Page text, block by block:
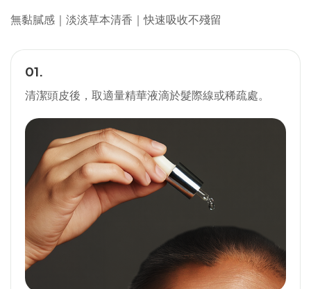
無黏膩感｜淡淡草本清香｜快速吸收不殘留
01.
清潔頭皮後，取適量精華液滴於髮際線或稀疏處。